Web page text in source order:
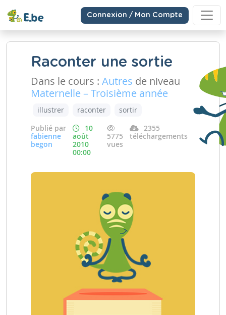
Connexion / Mon Compte
Raconter une sortie
Dans le cours : Autres de niveau
Maternelle – Troisième année
illustrer raconter
sortir
Publié par
fabienne
begon
10
août
2010
00:00
5775
vues
2355
téléchargements